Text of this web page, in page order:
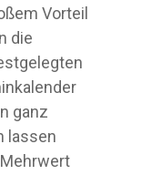
Vorteil
die
ganz
lassen